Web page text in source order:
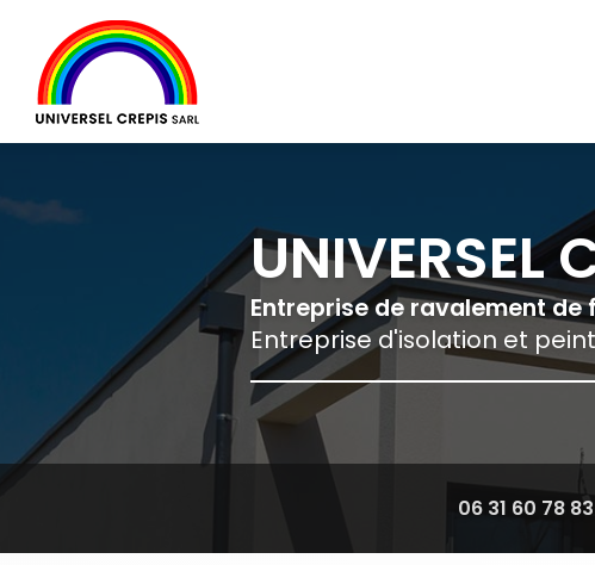
contenu
principal
UNIVERSEL
Entreprise de ravalement
Entreprise d'isolation et
06 31 60 78 83